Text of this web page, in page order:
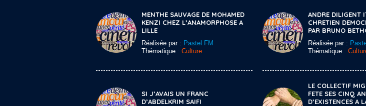
MENTHE SAUVAGE DE MOHAMED
KENZI CHEZ L’ANAMORPHOSE A
LILLE
Réalisée par : Pastel FM
Thématique : Culture
ANDRE DILIGENT
CHRETIEN
PAR BRUNO
Réalisée par :
Thématique :
SI J’AVAIS UN FRANC
D’ABDELKRIM SAIFI
LE COLLECTIF
FETE SES CINQ
D’EXISTENCES A